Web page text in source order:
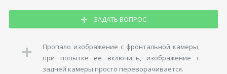
ЗАДАТЬ ВОПРОС
Пропало изображение с фронтальной камеры,
при попытке её включить, изображение с
задней камеры просто переворачивается.